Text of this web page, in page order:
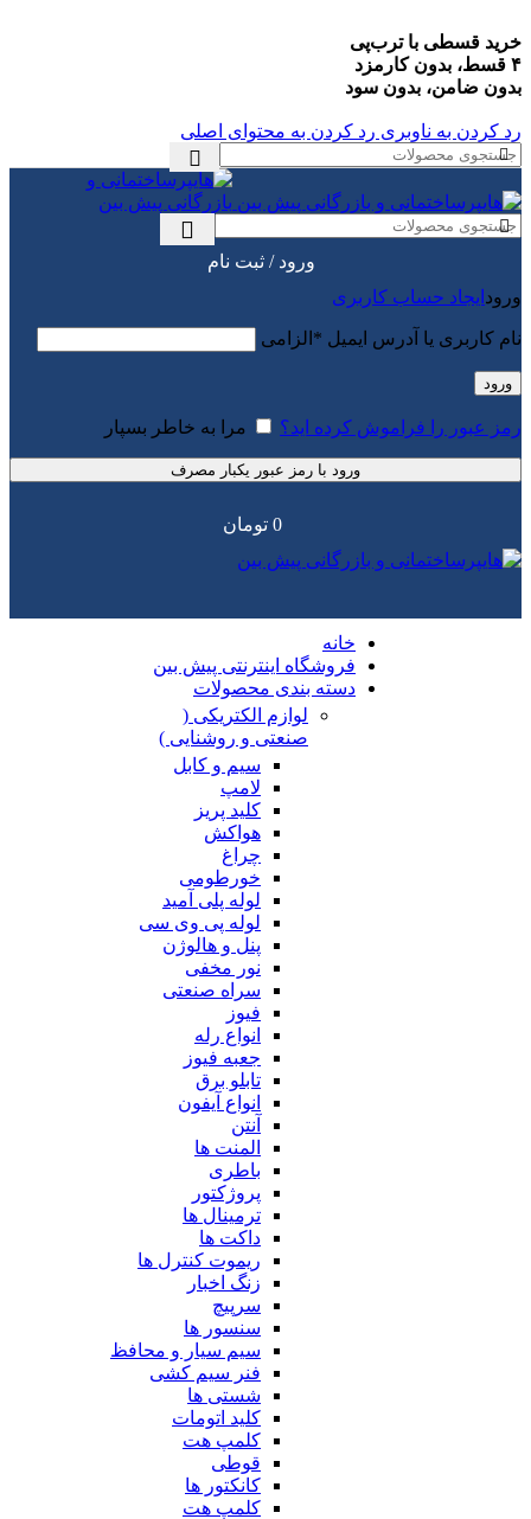
خرید قسطی با ترب‌پی
۴ قسط، بدون کارمزد
بدون ضامن، بدون سود
رد کردن به ناوبری رد کردن به محتوای اصلی
ورود / ثبت نام
ورود ایجاد حساب کاربری
نام کاربری یا آدرس ایمیل * الزامی
ورود
رمز عبور را فراموش کرده اید؟ مرا به خاطر بسپار
ورود با رمز عبور یکبار مصرف
0 تومان
خانه
فروشگاه اینترنتی پیش بین
دسته بندی محصولات
لوازم الکتریکی (
صنعتی و روشنایی )
سیم و کابل
لامپ
کلید پریز
هواکش
چراغ
خورطومی
لوله پلی آمید
لوله پی وی سی
پنل و هالوژن
نور مخفی
سراه صنعتی
فیوز
انواع رله
جعبه فیوز
تابلو برق
انواع آیفون
آنتن
المنت ها
باطری
پروژکتور
ترمینال ها
داکت ها
ریموت کنترل ها
زنگ اخبار
سرپیچ
سنسور ها
سیم سیار و محافظ
فنر سیم کشی
شستی ها
کلید اتومات
کلمپ هت
قوطی
کانکتور ها
کلمپ هت